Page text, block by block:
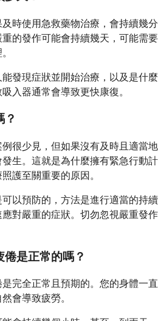
時使用急救藥物治療，會持續幾分
的發作可能會持續幾天，可能需要
發現症狀並開始治療，以及是什麼
入器通常會導致更快康復。
？
很少見，但如果沒有及時且適當地
生。這就是為什麼擁有緊急行動計
護至關重要的原因。
以預防的，方法是進行適當的持續
對嚴重的症狀。切勿忽視嚴重發作
是正常的嗎？
完全正常且預期的。您的身體一直
會導致疲勞。